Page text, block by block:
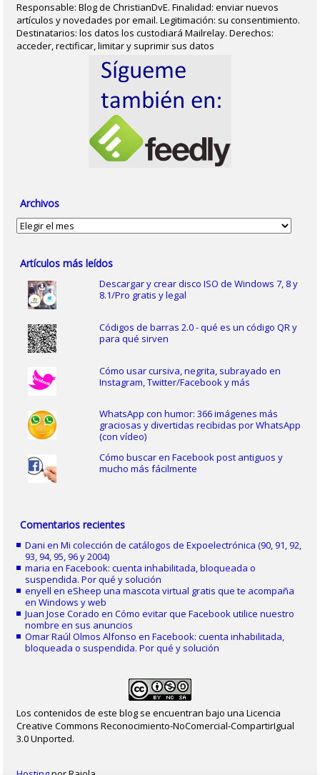
Responsable: Blog de ChristianDvE. Finalidad: enviar nuevos
artículos y novedades por email. Legitimación: su consentimiento.
Destinatarios: los datos los custodiará Mailrelay. Derechos:
acceder, rectificar, limitar y suprimir sus datos
Archivos
Archivos
Artículos más leídos
Descargar y crear disco ISO de Windows 7, 8 y
8.1/Pro gratis y legal
Códigos de barras 2.0 - qué es un código QR y
para qué sirven
Cómo usar cursiva, negrita, subrayado en
Instagram, Twitter/Facebook y más
WhatsApp con humor: 366 imágenes más
graciosas y divertidas recibidas por WhatsApp
(con vídeo)
Cómo buscar en Facebook post antiguos y
mucho más fácilmente
Comentarios recientes
Dani enMi colección de catálogos de Expoelectrónica (90, 91, 92,
93, 94, 95, 96 y 2004)
maria enFacebook: cuenta inhabilitada, bloqueada o
suspendida. Por qué y solución
enyell eneSheep una mascota virtual gratis que te acompaña
en Windows y web
Juan Jose Corado enCómo evitar que Facebook utilice nuestro
nombre en sus anuncios
Omar Raúl Olmos Alfonso enFacebook: cuenta inhabilitada,
bloqueada o suspendida. Por qué y solución
Los contenidos de este blog se encuentran bajo una Licencia
Creative Commons Reconocimiento-NoComercial-CompartirIgual
3.0 Unported.